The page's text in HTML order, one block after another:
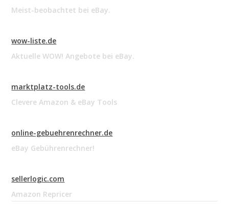
Meist-beobachtet bei eBay.
wow-liste.de
Aktuelle WOW! Angebote bei eBay.
marktplatz-tools.de
Clevere Amazon & eBay Tools
online-gebuehrenrechner.de
eBay Gebührenrechner!
sellerlogic.com
Amazon Repricer